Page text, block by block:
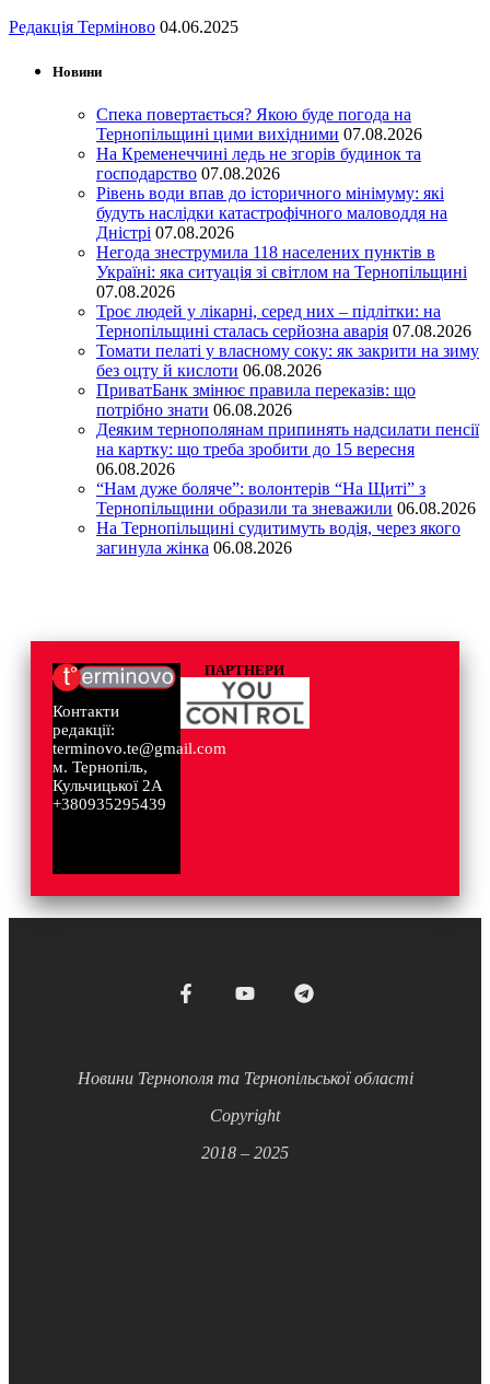
Редакція Терміново 04.06.2025
Новини
Спека повертається? Якою буде погода на
Тернопільщині цими вихідними 07.08.2026
На Кременеччині ледь не згорів будинок та
господарство 07.08.2026
Рівень води впав до історичного мінімуму: які
будуть наслідки катастрофічного маловоддя на
Дністрі 07.08.2026
Негода знеструмила 118 населених пунктів в
Україні: яка ситуація зі світлом на Тернопільщині
07.08.2026
Троє людей у лікарні, серед них – підлітки: на
Тернопільщині сталась серйозна аварія 07.08.2026
Томати пелаті у власному соку: як закрити на зиму
без оцту й кислоти 06.08.2026
ПриватБанк змінює правила переказів: що
потрібно знати 06.08.2026
Деяким тернополянам припинять надсилати пенсії
на картку: що треба зробити до 15 вересня
06.08.2026
“Нам дуже боляче”: волонтерів “На Щиті” з
Тернопільщини образили та зневажили 06.08.2026
На Тернопільщині судитимуть водія, через якого
загинула жінка 06.08.2026
Контакти
редакції:
terminovo.te@gmail.com
м. Тернопіль,
Кульчицької 2А
+380935295439
ПАРТНЕРИ
Новини Тернополя та Тернопільської області
Copyright
2018 – 2025